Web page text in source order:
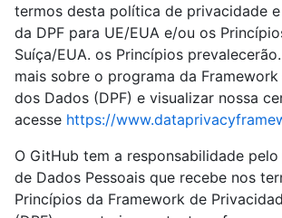
termos desta política de privacidade
da DPF para UE/EUA e/ou os
Suíça/EUA. os Princípios
mais sobre o programa da
dos Dados (DPF) e visualizar nossa
acesse https://
O GitHub tem a responsabilidade
de Dados Pessoais que recebe nos
Princípios da Framework de